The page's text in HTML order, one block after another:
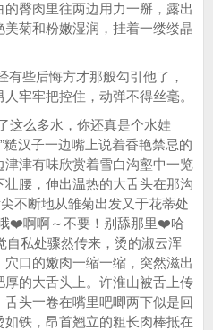
臀肉里往两边用力一掰，露出
菊和粉嫩湿润，挂着一缕缕晶
些后悔方才那般勾引他了，
牢牢把控住，动弹不得丝毫。
么多水，你还真是个水娃
汉子一边嘴上说着香艳禁忌的
津有味欣赏着雪白沟壑中一览
腰，伸出温热的大舌头在那沟
不断地从雏菊出发又于花蒂处
❤️啊啊～不要！别舔那里❤️哈
私处骤然传来，烫的淑云浑
口的嫩肉一缩一缩，突然滋出
的大舌头上。许淮山被舌上传
头一卷在嘴里吧唧两下似是回
铁，昂首翘立的粗长肉棒抵在